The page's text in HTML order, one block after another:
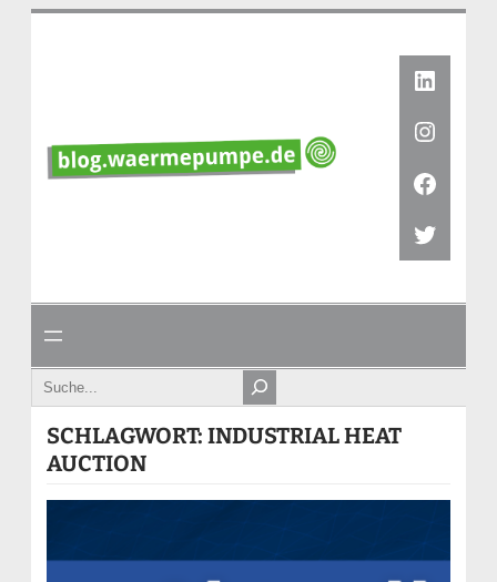
Zum
Search
SCHLAGWORT: INDUSTRIAL HEAT
AUCTION